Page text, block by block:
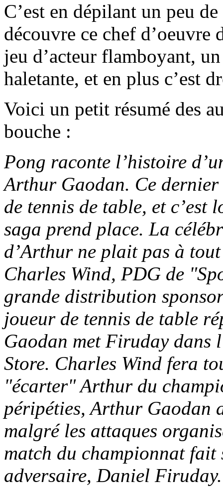
C’est en dépilant un peu
découvre ce chef d’oeuvre
jeu d’acteur flamboyant,
haletante, et en plus c’est
Voici un petit résumé des
bouche :
Pong raconte l’histoire
Arthur Gaodan. Ce dernier
de tennis de table, et
saga prend place. La
d’Arthur ne plait pas à
Charles Wind, PDG de
grande distribution
joueur de tennis de table
Gaodan met Firuday dans
Store. Charles Wind fera
"écarter" Arthur du
péripéties, Arthur Gaodan
malgré les attaques
match du championnat fait
adversaire, Daniel Firuday.